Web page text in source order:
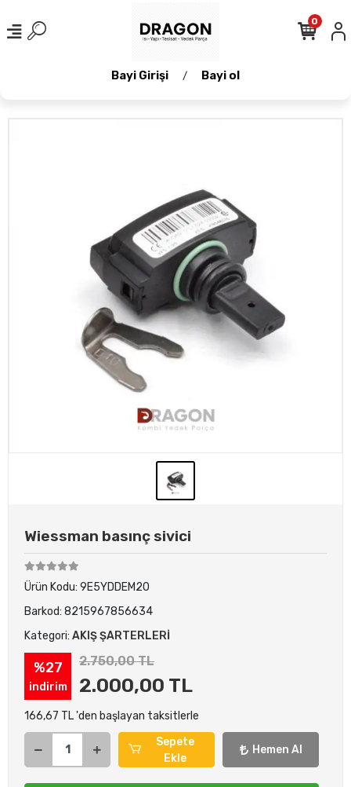
Bayi Girişi / Bayi ol
0
Wiessman basınç sivici
Ürün Kodu: 9E5YDDEM20
Barkod: 8215967856634
Kategori: AKIŞ ŞARTERLERİ
%27
indirim
2.750,00 TL
2.000,00 TL
166,67 TL 'den başlayan taksitlerle
Sepete
Ekle
Hemen Al